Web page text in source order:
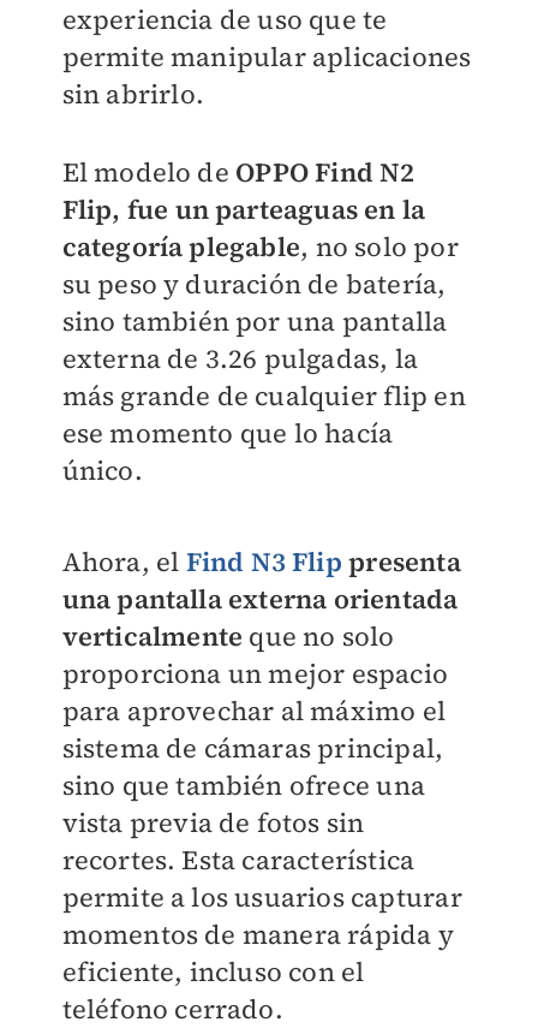
experiencia de uso que te
permite manipular aplicaciones
sin abrirlo.
El modelo de OPPO Find N2
Flip, fue un parteaguas en la
categoría plegable, no solo por
su peso y duración de batería,
sino también por una pantalla
externa de 3.26 pulgadas, la
más grande de cualquier flip en
ese momento que lo hacía
único.
Ahora, el Find N3 Flip presenta
una pantalla externa orientada
verticalmente que no solo
proporciona un mejor espacio
para aprovechar al máximo el
sistema de cámaras principal,
sino que también ofrece una
vista previa de fotos sin
recortes. Esta característica
permite a los usuarios capturar
momentos de manera rápida y
eficiente, incluso con el
teléfono cerrado.